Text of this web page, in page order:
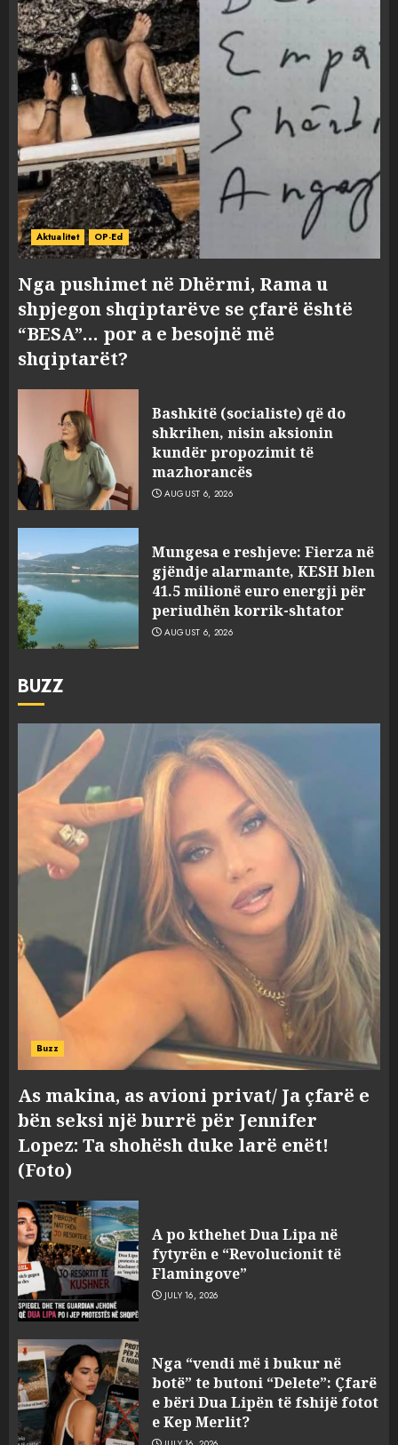
Aktualitet OP-Ed
Nga pushimet në Dhërmi, Rama u
shpjegon shqiptarëve se çfarë është
“BESA”… por a e besojnë më
shqiptarët?
Bashkitë (socialiste) që do
shkrihen, nisin aksionin
kundër propozimit të
mazhorancës
AUGUST 6, 2026
Mungesa e reshjeve: Fierza në
gjëndje alarmante, KESH blen
41.5 milionë euro energji për
periudhën korrik-shtator
AUGUST 6, 2026
BUZZ
Buzz
As makina, as avioni privat/ Ja çfarë e
bën seksi një burrë për Jennifer
Lopez: Ta shohësh duke larë enët!
(Foto)
A po kthehet Dua Lipa në
fytyrën e “Revolucionit të
Flamingove”
JULY 16, 2026
Nga “vendi më i bukur në
botë” te butoni “Delete”: Çfarë
e bëri Dua Lipën të fshijë fotot
e Kep Merlit?
3
shkrihen, nisin aksionin
kundër propozimit të
mazhorancës
4
gjëndje alarmante, KESH blen
41.5 milionë euro energji për
periudhën korrik-shtator
AUGUST 6, 2026